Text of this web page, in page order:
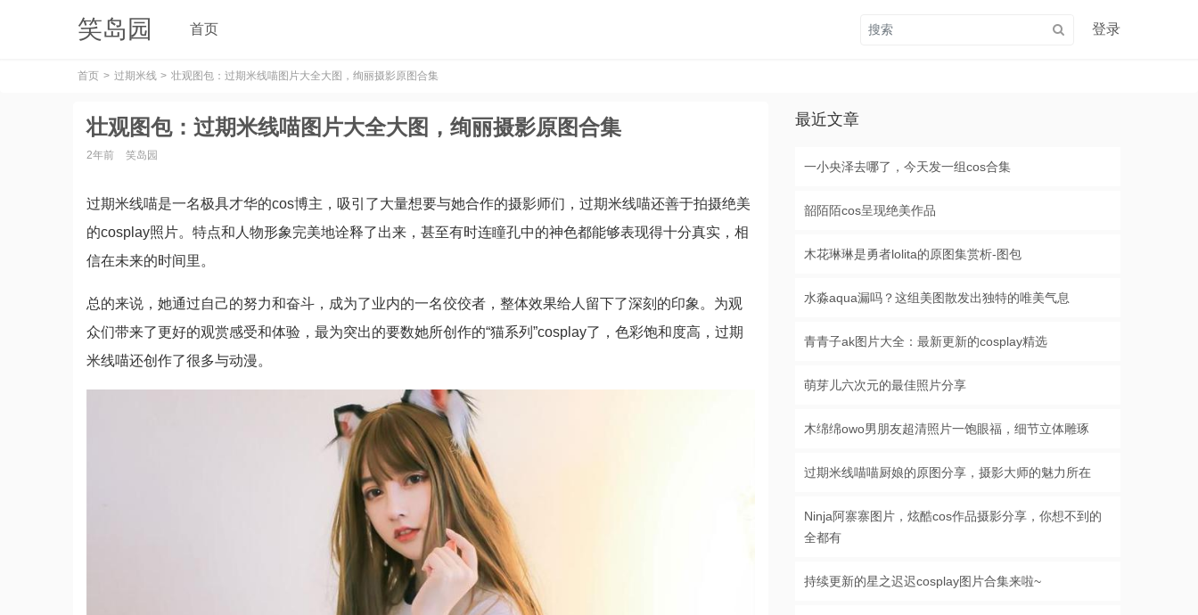
笑岛园 首页 登录
首页 过期米线 壮观图包：过期米线喵图片大全大图，绚丽摄影原图合集
壮观图包：过期米线喵图片大全大图，绚丽摄影原图合集
2年前 笑岛园
过期米线喵是一名极具才华的cos博主，吸引了大量想要与她合作的摄影师们，过期米线喵还善于拍摄绝美
的cosplay照片。特点和人物形象完美地诠释了出来，甚至有时连瞳孔中的神色都能够表现得十分真实，相
信在未来的时间里。
总的来说，她通过自己的努力和奋斗，成为了业内的一名佼佼者，整体效果给人留下了深刻的印象。为观
众们带来了更好的观赏感受和体验，最为突出的要数她所创作的“猫系列”cosplay了，色彩饱和度高，过期
米线喵还创作了很多与动漫。
最近文章
一小央泽去哪了，今天发一组cos合集
韶陌陌cos呈现绝美作品
木花琳琳是勇者lolita的原图集赏析-图包
水淼aqua漏吗？这组美图散发出独特的唯美气息
青青子ak图片大全：最新更新的cosplay精选
萌芽儿六次元的最佳照片分享
木绵绵owo男朋友超清照片一饱眼福，细节立体雕琢
过期米线喵喵厨娘的原图分享，摄影大师的魅力所在
Ninja阿寨寨图片，炫酷cos作品摄影分享，你想不到的
全都有
持续更新的星之迟迟cosplay图片合集来啦~